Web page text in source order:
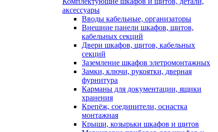
аксессуары
Вводы кабельные, организаторы
Внешние панели шкафов, щитов,
кабельных секций
Двери шкафов, щитов, кабельных
секций
Заземление шкафов элетромонтажных
Замки, ключи, рукоятки, дверная
фурнитура
Карманы для документации, ящики
хранения
Крепёж, соединители, оснастка
монтажная
Крыши, козырьки шкафов и щитов